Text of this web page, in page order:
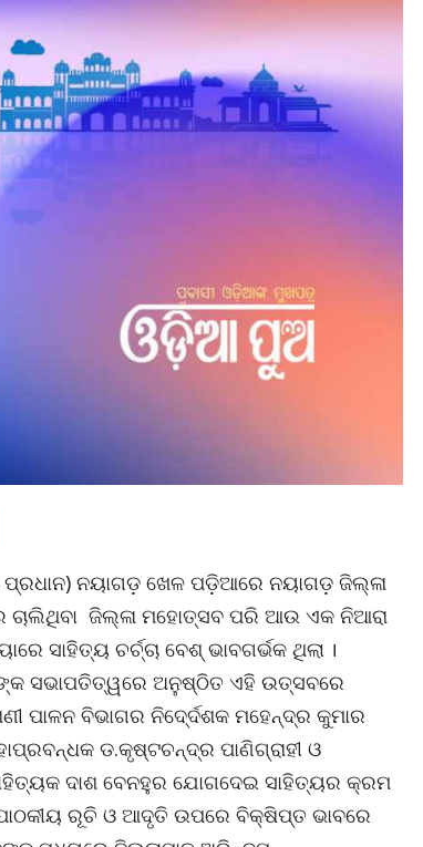
ନୟାଗଡ଼ ଖେଳ ପଡ଼ିଆରେ ନୟାଗଡ଼ ଜିଲ୍ଳା
ଜିଲ୍ଳା ମହୋତ୍ସବ ପରି ଆଉ ଏକ ନିଆରା
ସାହିତ୍ୟ ଚର୍ଚ୍ଚା ବେଶ୍ ଭାବଗର୍ଭକ ଥିଲା ।
ସଭାପତିତ୍ୱରେ ଅନୁଷ୍ଠିତ ଏହି ଉତ୍ସବରେ
ପାଳନ ବିଭାଗର ନିଦେ୍ର୍ଦଶକ ମହେନ୍ଦ୍ର କୁମାର
ଡ.କୃଷ୍ଟଚନ୍ଦ୍ର ପାଣିଗ୍ରାହୀ ଓ
ଦାଶ ବେନହୁର ଯୋଗଦେଇ ସାହିତ୍ୟର କ୍ରମ
ରୂଚି ଓ ଆଦୃତି ଉପରେ ବିକ୍ଷିପ୍ତ ଭାବରେ